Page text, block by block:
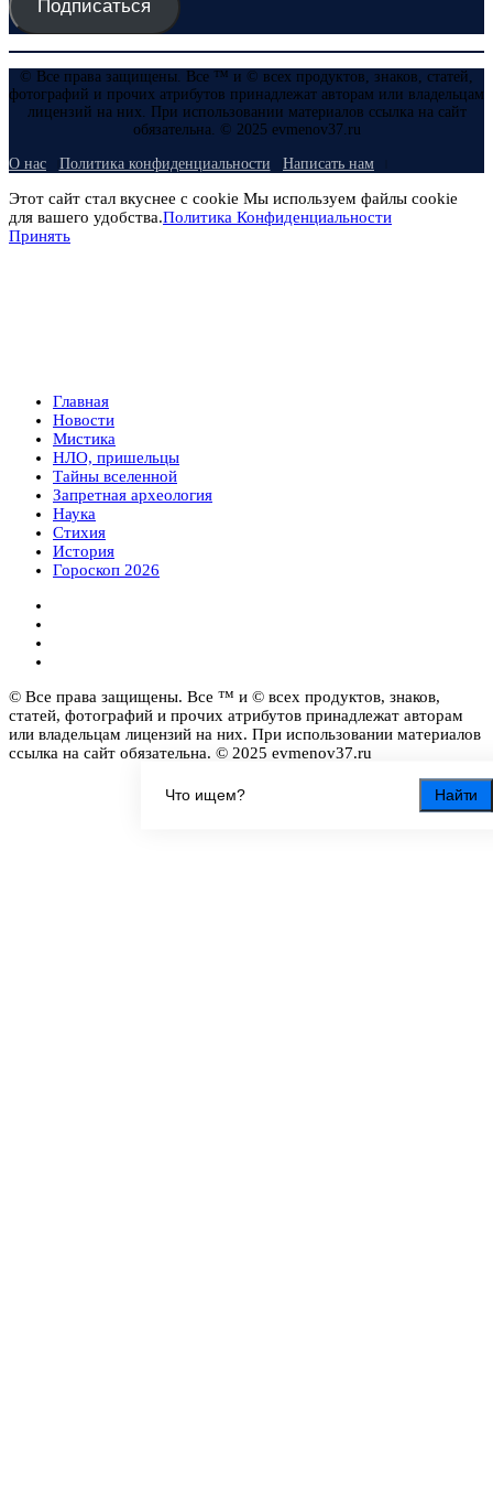
Найти
Подписаться
© Все права защищены. Все ™ и © всех продуктов, знаков, статей,
фотографий и прочих атрибутов принадлежат авторам или владельцам
лицензий на них. При использовании материалов ссылка на сайт
обязательна. © 2025 evmenov37.ru
О нас Политика конфиденциальности Написать нам
Этот сайт стал вкуснее с cookie Мы используем файлы cookie
для вашего удобства.Политика Конфиденциальности
Принять
Главная
Новости
Мистика
НЛО, пришельцы
Тайны вселенной
Запретная археология
Наука
Стихия
История
Гороскоп 2026
© Все права защищены. Все ™ и © всех продуктов, знаков,
статей, фотографий и прочих атрибутов принадлежат авторам
или владельцам лицензий на них. При использовании материалов
ссылка на сайт обязательна. © 2025 evmenov37.ru